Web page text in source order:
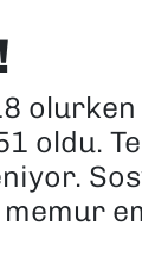
oldu.
memur